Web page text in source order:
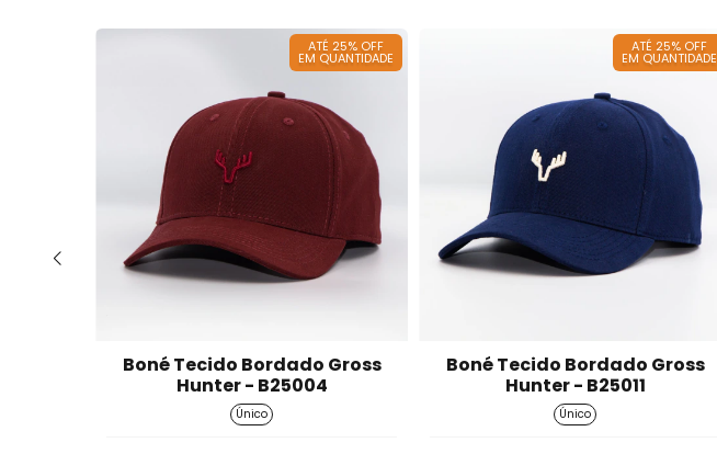
ATÉ 25% OFF
EM QUANTIDADE
Boné Tecido Bordado Gross
Hunter - B25004
Único
ATÉ 25% OFF
EM QUANTIDADE
Boné Tecido Bordado Gross
Hunter - B25011
Único